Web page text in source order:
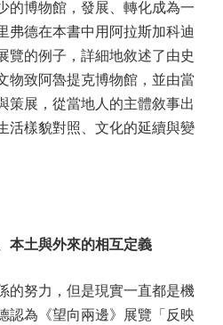
的博物館，發展、轉化成為一
弗德在本書中用阿拉斯加科迪
覽的例子，詳細地敘述了由史
物致阿魯提克博物館，並由當
策展，從當地人的主體敘事出
活樣貌對照、文化的延續與變
本土與外來的相互定義
的努力，但是現實一直都是機
認為《望向兩邊》展覽「反映